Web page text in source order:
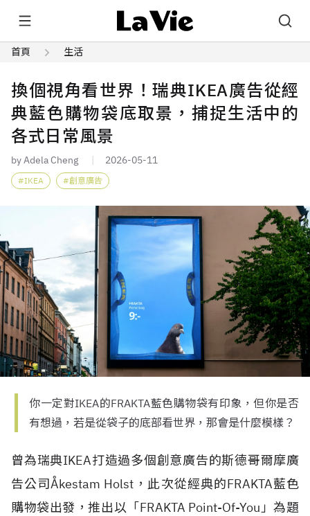
首頁 生活
換個視角看世界！瑞典IKEA廣告從經
典藍色購物袋底取景，捕捉生活中的
各式日常風景
by Adela Cheng 2026-05-11
IKEA 創意廣告
你一定對IKEA的FRAKTA藍色購物袋有印象，但你是否
有想過，若是從袋子的底部看世界，那會是什麼模樣？
曾為瑞典IKEA打造過多個創意廣告的斯德哥爾摩廣
告公司Åkestam Holst，此次從經典的FRAKTA藍色
購物袋出發，推出以「FRAKTA Point-Of-You」為題